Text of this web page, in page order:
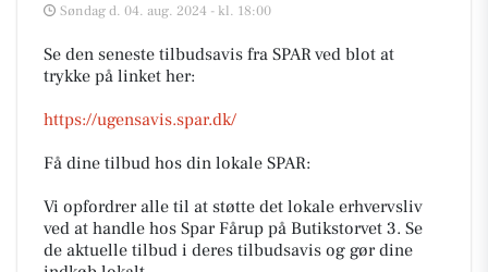
Søndag d. 04. aug. 2024 - kl. 18:00
Se den seneste tilbudsavis fra SPAR ved blot at
trykke på linket her:
https://ugensavis.spar.dk/
Få dine tilbud hos din lokale SPAR:
Vi opfordrer alle til at støtte det lokale erhvervsliv
ved at handle hos Spar Fårup på Butikstorvet 3. Se
de aktuelle tilbud i deres tilbudsavis og gør dine